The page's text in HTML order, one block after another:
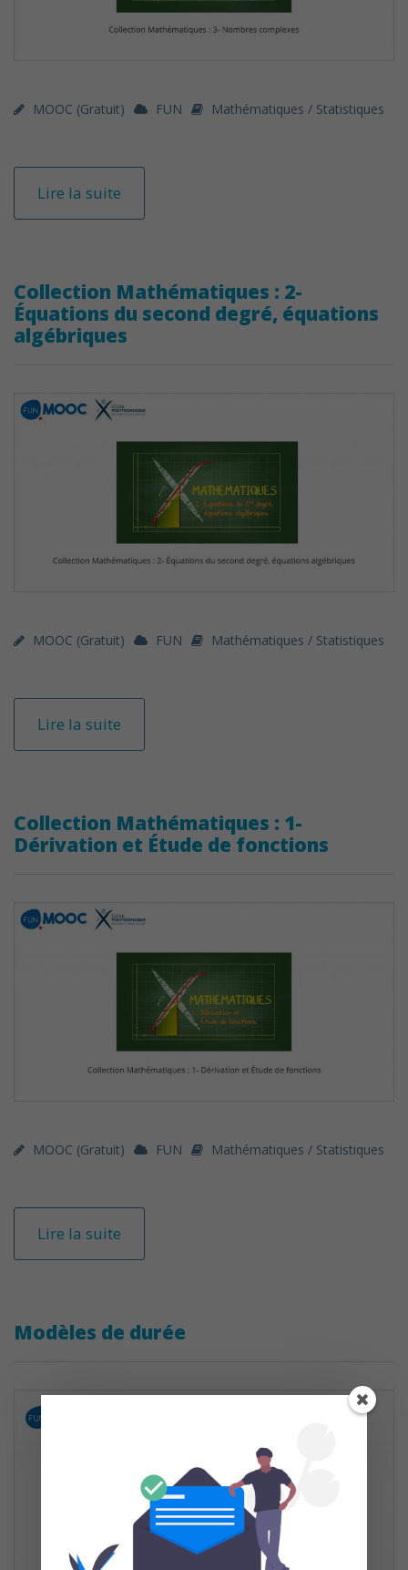
MOOC (gratuit) FUN Mathématiques / Statistiques
Lire la suite
Collection Mathématiques : 2-
Équations du second degré, équations
algébriques
MOOC (gratuit) FUN Mathématiques / Statistiques
Lire la suite
Collection Mathématiques : 1-
Dérivation et Étude de fonctions
MOOC (gratuit) FUN Mathématiques / Statistiques
Lire la suite
Modèles de durée